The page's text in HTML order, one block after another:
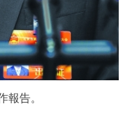
人文北京
視頻北京
報告。